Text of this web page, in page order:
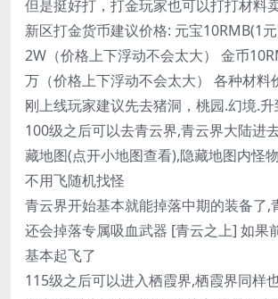
但是挺好打，打金玩家也可以打打材料
新区打金货币建议价格: 元宝10RMB(1
2W（价格上下浮动不会太大） 金币
万（价格上下浮动不会太大） 各种材料
刚上线玩家建议先去猪洞，桃园.幻境.
100级之后可以去青云界,青云界大陆进
藏地图(点开小地图查看),隐藏地图内怪
不用飞随机找怪
青云界开始基本就能掉落中期的装备了,
还会掉落专属吸血武器 [青云之上] 如果
基本起飞了
115级之后可以进入栖霞界,栖霞界同样